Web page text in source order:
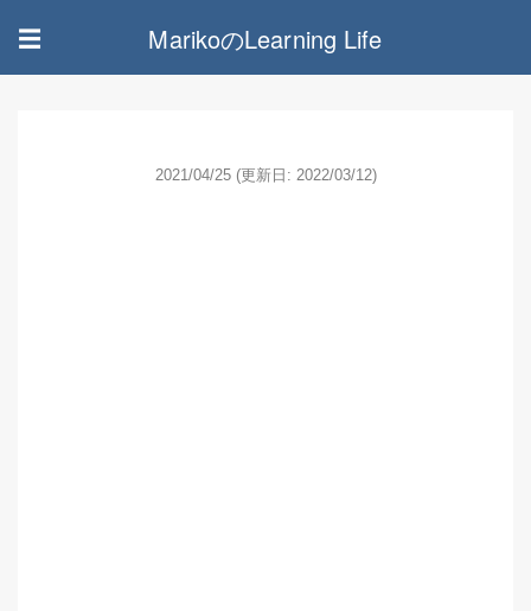
☰ MarikoのLearning Life
2021/04/25 (更新日: 2022/03/12)